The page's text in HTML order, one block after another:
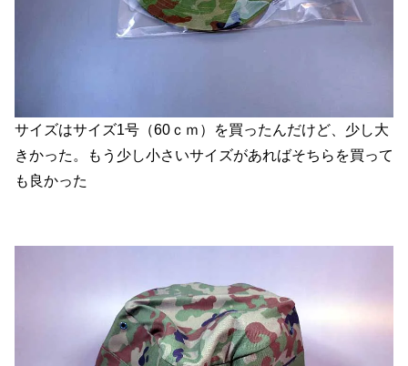
サイズはサイズ1号（60ｃｍ）を買ったんだけど、少し大
きかった。もう少し小さいサイズがあればそちらを買って
も良かった